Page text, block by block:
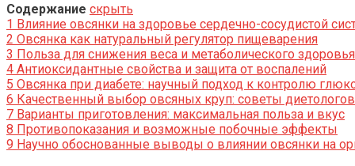
Содержание скрыть
1 Влияние овсянки на здоровье сердечно-сосудистой
2 Овсянка как натуральный регулятор пищеварения
3 Польза для снижения веса и метаболического здоровья
4 Антиоксидантные свойства и защита от воспалений
5 Овсянка при диабете: научный подход к контролю
6 Качественный выбор овсяных круп: советы диетологов
7 Варианты приготовления: максимальная польза и вкус
8 Противопоказания и возможные побочные эффекты
9 Научно обоснованные выводы о влиянии овсянки на